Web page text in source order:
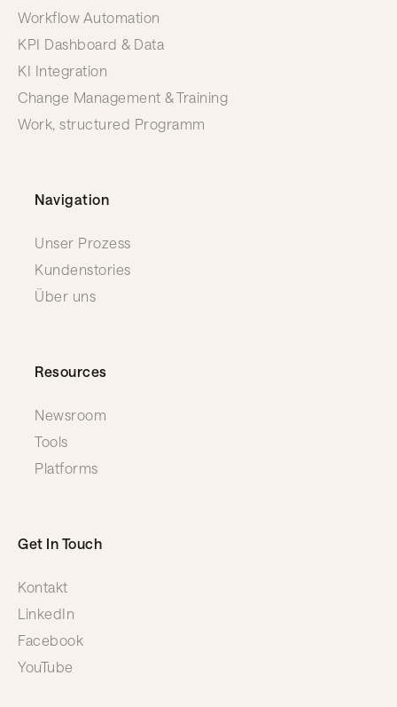
Workflow Automation
KPI Dashboard & Data
KI Integration
Change Management & Training
Work, structured Programm
Navigation
Unser Prozess
Kundenstories
Über uns
Resources
Newsroom
Tools
Platforms
Get In Touch
Kontakt
LinkedIn
Facebook
YouTube